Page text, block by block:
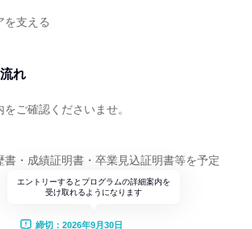
支える
れ
ご確認くださいませ。
書・成績証明書・卒業見込証明書等を予定
エントリーするとプログラムの詳細案内を
受け取れるようになります
締切：2026年9月30日